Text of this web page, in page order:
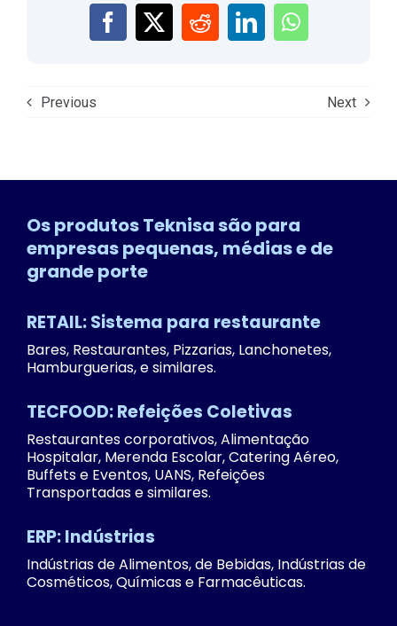
Previous Next
Os produtos Teknisa são para
empresas pequenas, médias e de
grande porte
RETAIL: Sistema para restaurante
Bares, Restaurantes, Pizzarias, Lanchonetes,
Hamburguerias, e similares.
TECFOOD: Refeições Coletivas
Restaurantes corporativos, Alimentação
Hospitalar, Merenda Escolar, Catering Aéreo,
Buffets e Eventos, UANS, Refeições
Transportadas e similares.
ERP: Indústrias
Indústrias de Alimentos, de Bebidas, Indústrias de
Cosméticos, Químicas e Farmacêuticas.